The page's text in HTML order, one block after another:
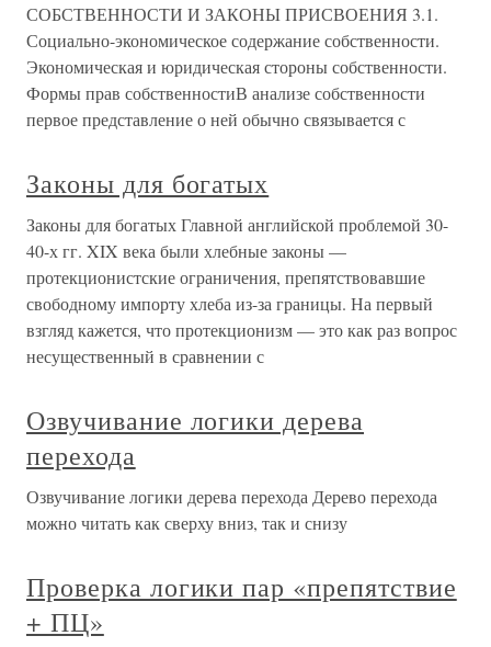
СОБСТВЕННОСТИ И ЗАКОНЫ ПРИСВОЕНИЯ 3.1.
Социально-экономическое содержание собственности.
Экономическая и юридическая стороны собственности.
Формы прав собственностиВ анализе собственности
первое представление о ней обычно связывается с
Законы для богатых
Законы для богатых Главной английской проблемой 30-
40-х гг. XIX века были хлебные законы —
протекционистские ограничения, препятствовавшие
свободному импорту хлеба из-за границы. На первый
взгляд кажется, что протекционизм — это как раз вопрос
несущественный в сравнении с
Озвучивание логики дерева
перехода
Озвучивание логики дерева перехода Дерево перехода
можно читать как сверху вниз, так и снизу
Проверка логики пар «препятствие
+ ПЦ»